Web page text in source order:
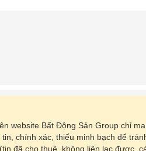
website Bất Động Sản Group chỉ
chính xác, thiếu minh bạch để
đã cho thuê, không liên lạc được,